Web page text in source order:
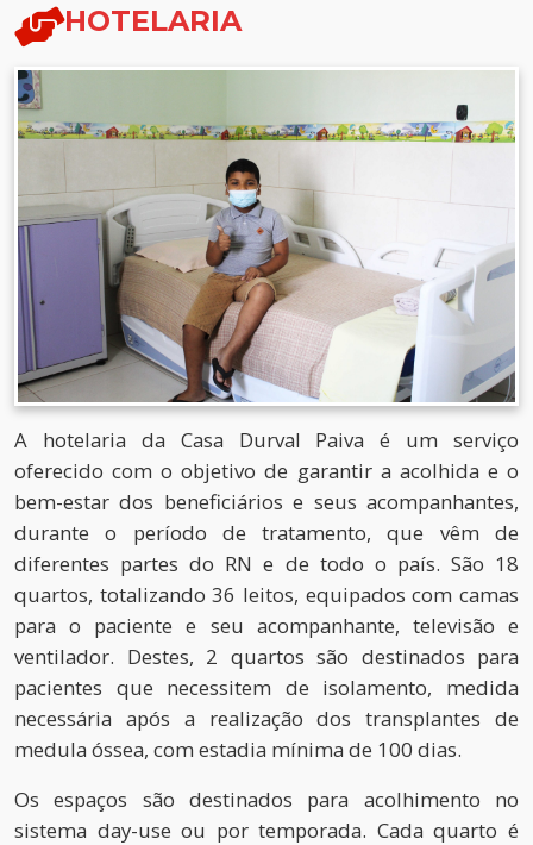
HOTELARIA
A hotelaria da Casa Durval Paiva é um serviço
oferecido com o objetivo de garantir a acolhida e o
bem-estar dos beneficiários e seus acompanhantes,
durante o período de tratamento, que vêm de
diferentes partes do RN e de todo o país. São 18
quartos, totalizando 36 leitos, equipados com camas
para o paciente e seu acompanhante, televisão e
ventilador. Destes, 2 quartos são destinados para
pacientes que necessitem de isolamento, medida
necessária após a realização dos transplantes de
medula óssea, com estadia mínima de 100 dias.
Os espaços são destinados para acolhimento no
sistema day-use ou por temporada. Cada quarto é